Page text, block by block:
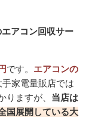
アコン回収サー
です。 エアコンの
手家電量販店では
りますが、 当店は
国展開している大